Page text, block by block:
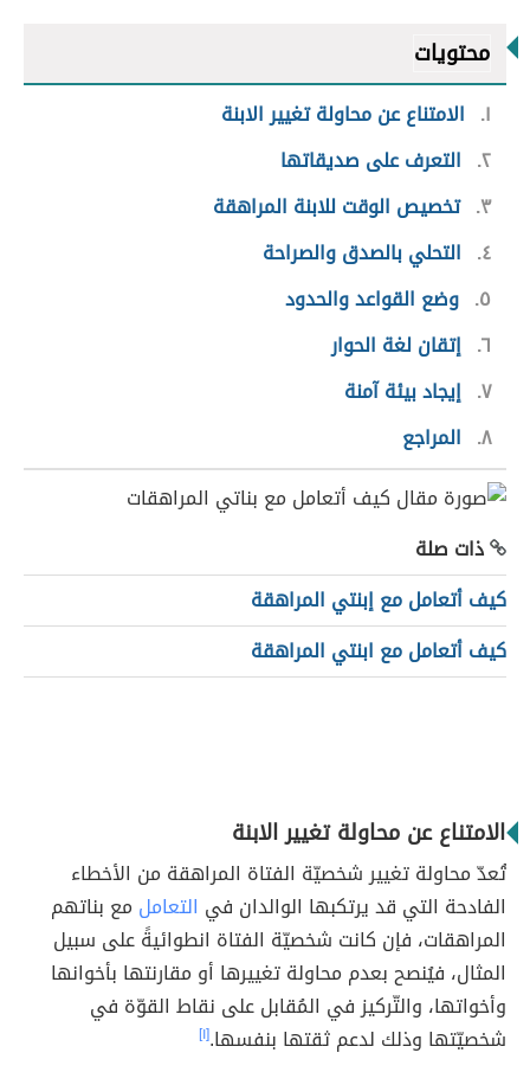
محتويات
١
الامتناع عن محاولة تغيير الابنة
٢ التعرف على صديقاتها
٣ تخصيص الوقت للابنة المراهقة
٤
التحلي بالصدق والصراحة
٥ وضع القواعد والحدود
٦ إتقان لغة الحوار
٧ إيجاد بيئة آمنة
٨ المراجع
ذات صلة
كيف أتعامل مع إبنتي المراهقة
كيف أتعامل مع ابنتي المراهقة
الامتناع عن محاولة تغيير الابنة
تُعدّ محاولة تغيير شخصيّة الفتاة المراهقة من الأخطاء
الفادحة التي قد يرتكبها الوالدان في التعامل مع بناتهم
المراهقات، فإن كانت شخصيّة الفتاة انطوائيةً على سبيل
المثال، فيُنصح بعدم محاولة تغييرها أو مقارنتها بأخوانها
وأخواتها، والتّركيز في المُقابل على نقاط القوّة في
شخصيّتها وذلك لدعم ثقتها بنفسها.[١]